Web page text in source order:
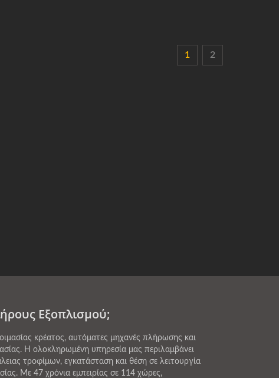
1 2
Εξοπλισμού;
κρέατος, αυτόματες μηχανές πλήρωσης και
Η ολοκληρωμένη υπηρεσία μας περιλαμβάνει
τροφίμων, εγκατάσταση και θέση σε λειτουργία
Με 47 χρόνια εμπειρίας σε 114 χώρες,